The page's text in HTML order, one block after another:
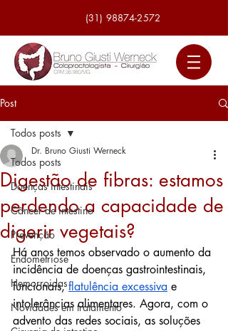
(31) 98874-2572
Post
Todos posts
Doenças intestinais
Câncer de intestino
Prevenção
Endometriose
Hemorroidas
Novidades em tratamento
Todos posts
Digestão de fibras: estamos
perdendo a capacidade de
digerir vegetais?
Dr. Bruno Giusti Werneck
Há anos temos observado o aumento da
incidência de doenças gastrointestinais,
funcionais, flatulência excessiva e
intolerâncias alimentares. Agora, com o
advento das redes sociais, as soluções